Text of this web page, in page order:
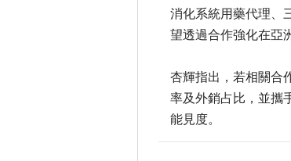
消化系統用藥代理、
望透過合作強化在亞
杏輝指出，若相關合
率及外銷占比，並攜
能見度。